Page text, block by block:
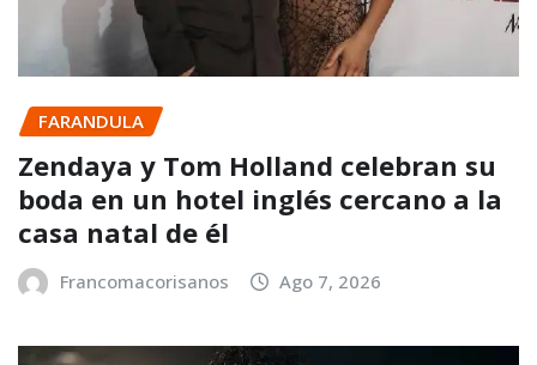
FARANDULA
Zendaya y Tom Holland celebran su
boda en un hotel inglés cercano a la
casa natal de él
Francomacorisanos Ago 7, 2026